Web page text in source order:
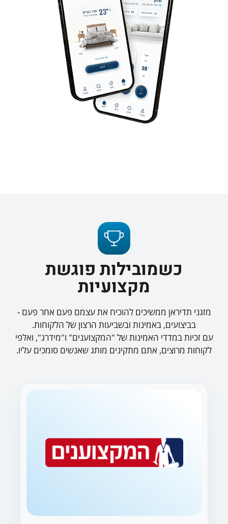
כשמובילות פוגשת
מקצועיות
מזגני תדיראן ממשיכים להוכיח את עצמם פעם אחר פעם -
בביצועים, באמינות ובשביעות הרצון של הלקוחות.
עם זכיות במדדי האמינות של "המקצוענים" ו"מידרג", ואלפי
לקוחות מרוצים, אתם מתקינים מותג שאנשים סומכים עליו.